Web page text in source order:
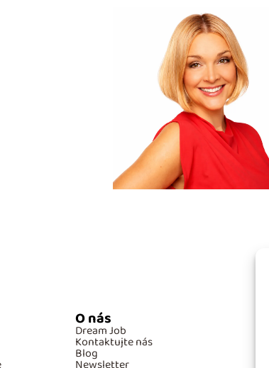
O nás
Dream Job
Kontaktujte nás
Blog